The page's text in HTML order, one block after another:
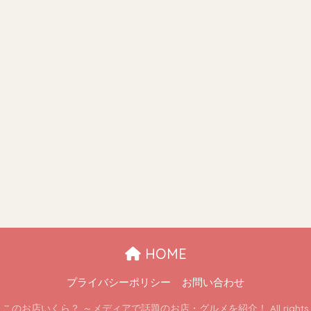
HOME
プライバシーポリシー お問い合わせ
のお店いくら？ ～メディアで話題のお店・グルメを紹介！ All rights